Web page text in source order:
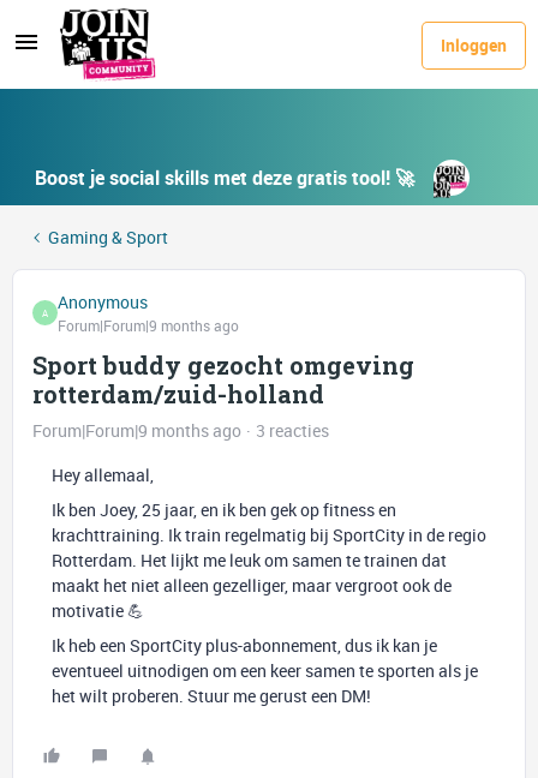
Inloggen
Boost je social skills met deze gratis tool! 🚀
Gaming & Sport
A Anonymous
Forum|Forum|9 months ago
Sport buddy gezocht omgeving
rotterdam/zuid-holland
Forum|Forum|9 months ago
3 reacties
Hey allemaal,
Ik ben Joey, 25 jaar, en ik ben gek op fitness en
krachttraining. Ik train regelmatig bij SportCity in de regio
Rotterdam. Het lijkt me leuk om samen te trainen dat
maakt het niet alleen gezelliger, maar vergroot ook de
motivatie 💪
Ik heb een SportCity plus-abonnement, dus ik kan je
eventueel uitnodigen om een keer samen te sporten als je
het wilt proberen. Stuur me gerust een DM!